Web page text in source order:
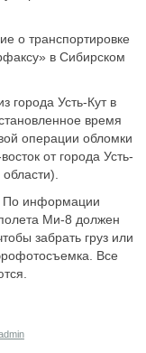
о транспортировке
в Сибирском
города Усть-Кут в
время
операции обломки
от города Усть-
По информации
Ми-8 должен
забрать груз или
Все